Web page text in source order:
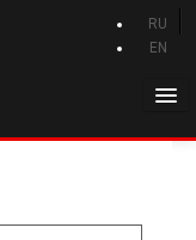
RU
EN
Jaguar